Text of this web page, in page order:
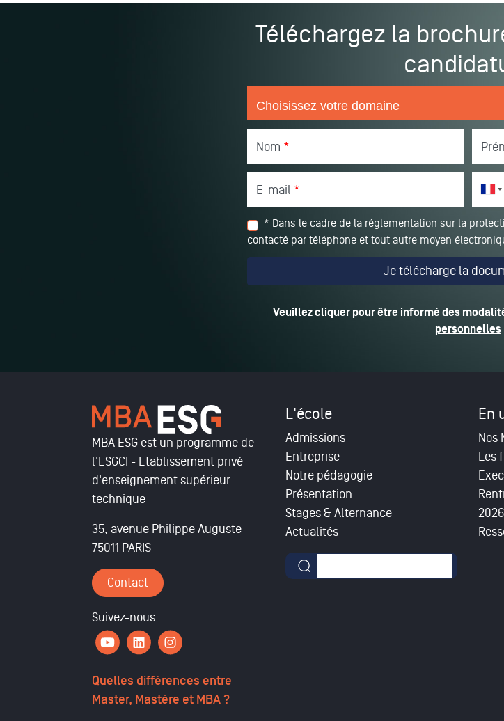
Téléchargez la
Nom *
E-mail *
* Dans le cadre de la réglementation sur la
contacté par téléphone et tout autre moyen
Veuillez cliquer pour être informé des
personnelles
MBA ESG est un programme de
l'ESGCI - Etablissement privé
d'enseignement supérieur
technique
35, avenue Philippe Auguste
75011 PARIS
Contact
Suivez-nous
Quelles différences entre
Master, Mastère et MBA ?
L'école
Admissions
Entreprise
Notre pédagogie
Présentation
Stages & Alternance
Actualités
Formulaire de recherche
En
Nos
Les